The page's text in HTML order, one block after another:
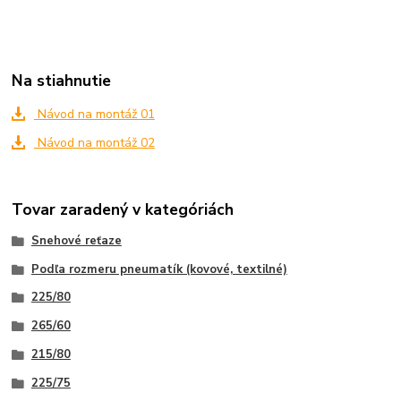
Na stiahnutie
Návod na montáž 01
Návod na montáž 02
Tovar zaradený v kategóriách
Snehové reťaze
Podľa rozmeru pneumatík (kovové, textilné)
225/80
265/60
215/80
225/75